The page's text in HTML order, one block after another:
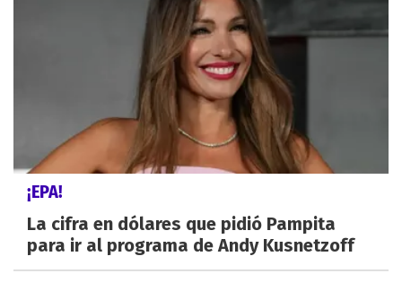
¡EPA!
La cifra en dólares que pidió Pampita
para ir al programa de Andy Kusnetzoff